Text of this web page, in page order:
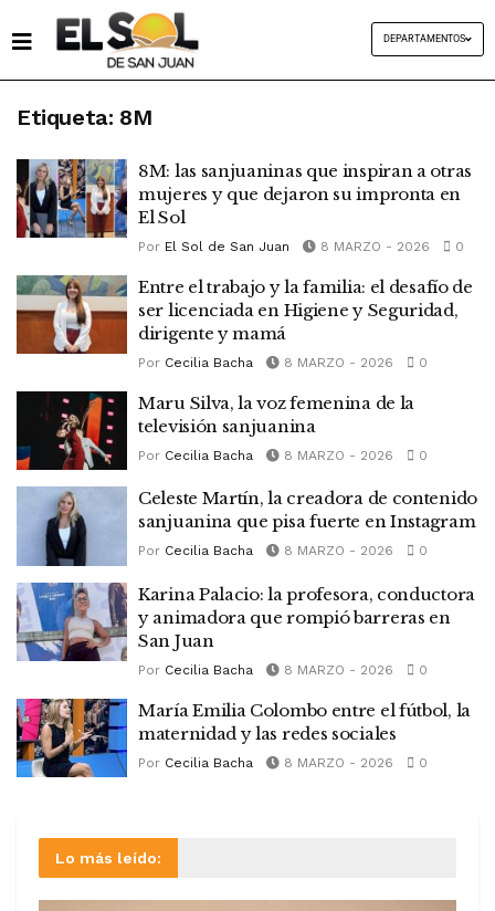
DEPARTAMENTOS
Etiqueta: 8M
8M: las sanjuaninas que inspiran a otras
mujeres y que dejaron su impronta en
El Sol
Por El Sol de San Juan 8 MARZO - 2026 0
Entre el trabajo y la familia: el desafío de
ser licenciada en Higiene y Seguridad,
dirigente y mamá
Por Cecilia Bacha 8 MARZO - 2026 0
Maru Silva, la voz femenina de la
televisión sanjuanina
Por Cecilia Bacha 8 MARZO - 2026 0
Celeste Martín, la creadora de contenido
sanjuanina que pisa fuerte en Instagram
Por Cecilia Bacha 8 MARZO - 2026 0
Karina Palacio: la profesora, conductora
y animadora que rompió barreras en
San Juan
Por Cecilia Bacha 8 MARZO - 2026 0
María Emilia Colombo entre el fútbol, la
maternidad y las redes sociales
Por Cecilia Bacha 8 MARZO - 2026 0
Lo más leído: